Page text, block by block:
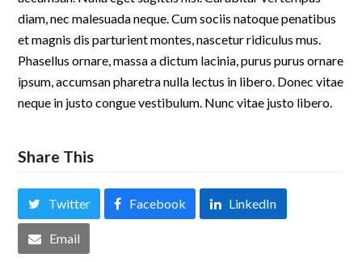
diam, nec malesuada neque. Cum sociis natoque penatibus
et magnis dis parturient montes, nascetur ridiculus mus.
Phasellus ornare, massa a dictum lacinia, purus purus ornare
ipsum, accumsan pharetra nulla lectus in libero. Donec vitae
neque in justo congue vestibulum. Nunc vitae justo libero.
Share This
Twitter Facebook LinkedIn
Email